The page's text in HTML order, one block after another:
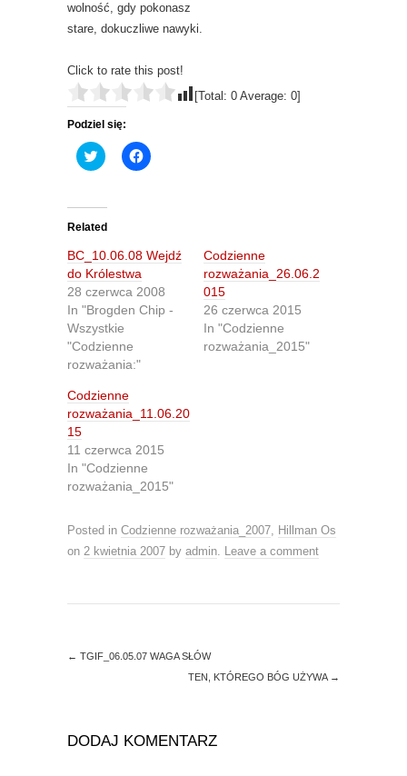
wolność, gdy pokonasz
stare, dokuczliwe nawyki.
Click to rate this post!
[Total: 0 Average: 0]
Podziel się:
C
l
t
o
h
a
r
e
o
n
T
w
i
t
t
r
(
O
p
n
i
n
w
n
)
C
l
h
a
e
o
n
F
(
O
e
s
i
w
w
i
w
Related
BC_10.06.08 Wejdź
do Królestwa
28 czerwca 2008
In "Brogden Chip -
Wszystkie
"Codzienne
rozważania:"
Codzienne
rozważania_26.06.2
015
26 czerwca 2015
In "Codzienne
rozważania_2015"
Codzienne
rozważania_11.06.20
15
11 czerwca 2015
In "Codzienne
rozważania_2015"
Posted in Codzienne rozważania_2007, Hillman Os
on 2 kwietnia 2007 by admin. Leave a comment
← TGIF_06.05.07 WAGA SŁÓW
TEN, KTÓREGO BÓG UŻYWA →
DODAJ KOMENTARZ